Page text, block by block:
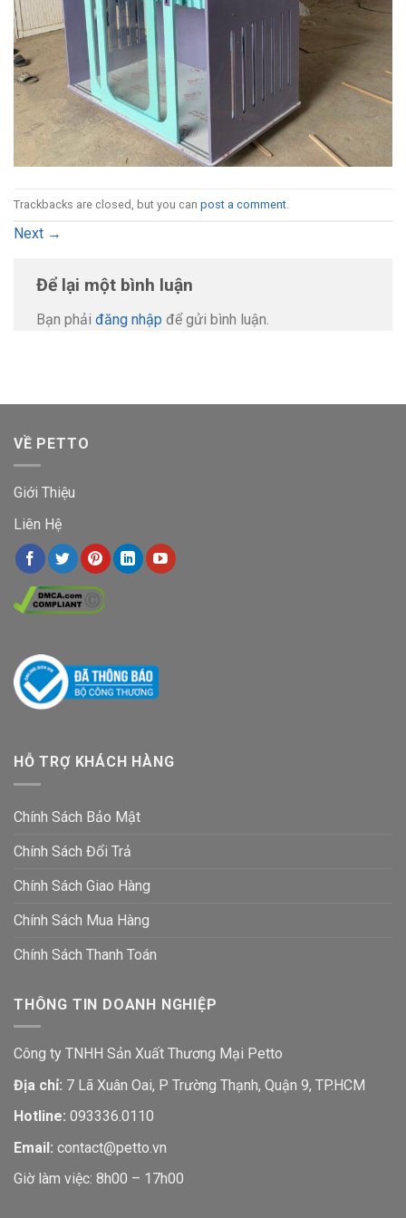
Trackbacks are closed, but you can post a comment
Next →
Để lại một bình luận
Bạn phải đăng nhập để gửi bình luận.
VỀ PETTO
Giới Thiệu
Liên Hệ
HỖ TRỢ KHÁCH HÀNG
Chính Sách Bảo Mật
Chính Sách Đổi Trả
Chính Sách Giao Hàng
Chính Sách Mua Hàng
Chính Sách Thanh Toán
THÔNG TIN DOANH NGHIỆP
Công ty TNHH Sản Xuất Thương Mại Petto
Địa chỉ: 7 Lã Xuân Oai, P Trường Thạnh, Quận 9, TP.HCM
Hotline: 093336.0110
Email: contact@petto.vn
Giờ làm việc: 8h00 – 17h00